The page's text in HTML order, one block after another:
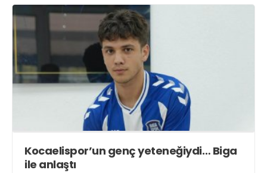
Kocaelispor’un genç yeteneğiydi… Biga
ile anlaştı